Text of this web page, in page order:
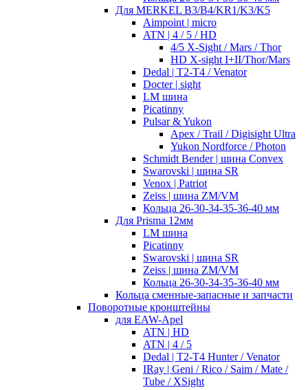
Для MERKEL B3/B4/KR1/K3/K5
Aimpoint | micro
ATN | 4 / 5 / HD
4/5 X-Sight / Mars / Thor
HD X-sight I+II/Thor/Mars
Dedal | T2-T4 / Venator
Docter | sight
LM шина
Picatinny
Pulsar & Yukon
Apex / Trail / Digisight Ultra
Yukon Nordforce / Photon
Schmidt Bender | шина Convex
Swarovski | шина SR
Venox | Patriot
Zeiss | шина ZM/VM
Кольца 26-30-34-35-36-40 мм
Для Prisma 12мм
LM шина
Picatinny
Swarovski | шина SR
Zeiss | шина ZM/VM
Кольца 26-30-34-35-36-40 мм
Кольца сменные-запасные и запчасти
Поворотные кронштейны
для EAW-Apel
ATN | HD
ATN | 4 / 5
Dedal | T2-T4 Hunter / Venator
IRay | Geni / Rico / Saim / Mate /
Tube / XSight